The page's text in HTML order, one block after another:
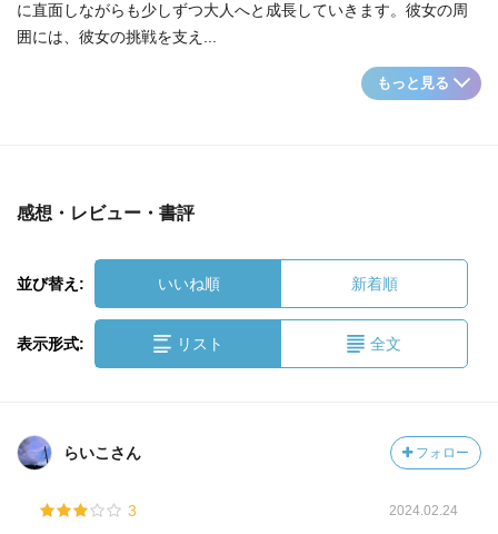
に直面しながらも少しずつ大人へと成長していきます。彼女の周
囲には、彼女の挑戦を支え...
もっと見る
感想・レビュー・書評
並び替え: いいね順 新着順
表示形式: リスト 全文
らいこさん フォロー
3 2024.02.24